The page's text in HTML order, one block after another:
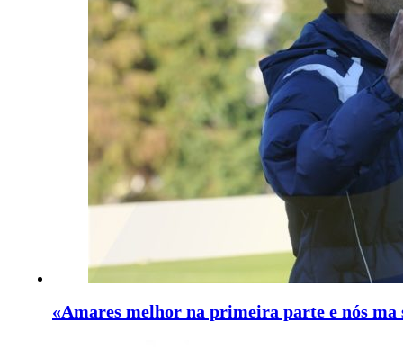
«Amares melhor na primeira parte e nós ma